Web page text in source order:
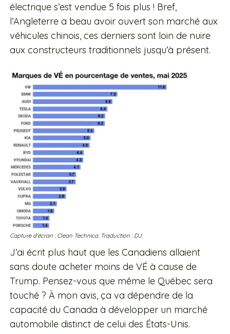
électrique s’est vendue 5 fois plus ! Bref,
l’Angleterre a beau avoir ouvert son marché aux
véhicules chinois, ces derniers sont loin de nuire
aux constructeurs traditionnels jusqu’à présent.
Capture d’écran : Clean Technica. Traduction : DJ.
J’ai écrit plus haut que les Canadiens allaient
sans doute acheter moins de VÉ à cause de
Trump. Pensez-vous que même le Québec sera
touché ? À mon avis, ça va dépendre de la
capacité du Canada à développer un marché
automobile distinct de celui des États-Unis.